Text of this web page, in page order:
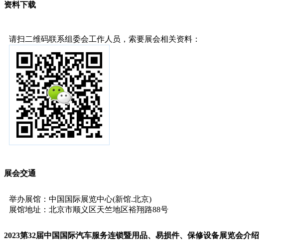
资料下载
请扫二维码联系组委会工作人员，索要展会相关资料：
展会交通
举办展馆：中国国际展览中心(新馆.北京)
展馆地址：北京市顺义区天竺地区裕翔路88号
2023第32届中国国际汽车服务连锁暨用品、易损件、保修设备展览会介绍